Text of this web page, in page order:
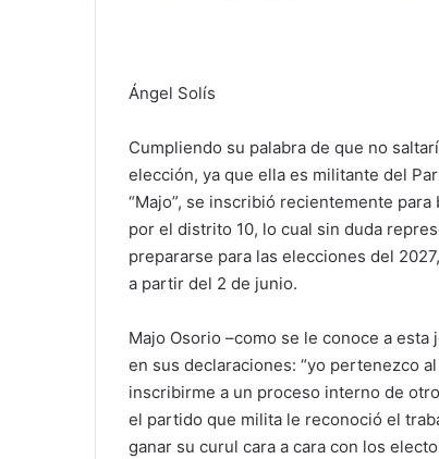
Ángel Solís
Cumpliendo su palabra de que no
elección, ya que ella es militante del
“Majo”, se inscribió recientemente
por el distrito 10, lo cual sin duda
prepararse para las elecciones del
a partir del 2 de junio.
Majo Osorio –como se le conoce a
en sus declaraciones: “yo pertenezco
inscribirme a un proceso interno de
el partido que milita le reconoció el
ganar su curul cara a cara con los